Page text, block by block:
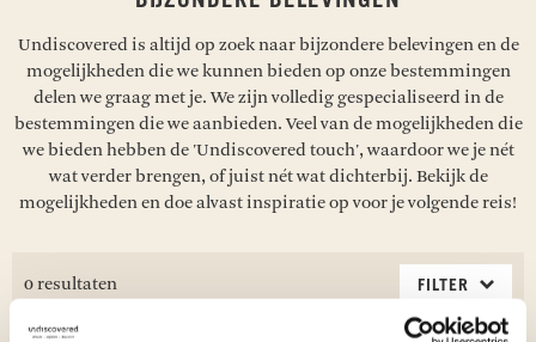
Undiscovered is altijd op zoek naar bijzondere belevingen en de
mogelijkheden die we kunnen bieden op onze bestemmingen
delen we graag met je. We zijn volledig gespecialiseerd in de
bestemmingen die we aanbieden. Veel van de mogelijkheden die
we bieden hebben de 'Undiscovered touch', waardoor we je nét
wat verder brengen, of juist nét wat dichterbij. Bekijk de
mogelijkheden en doe alvast inspiratie op voor je volgende reis!
0 resultaten FILTER